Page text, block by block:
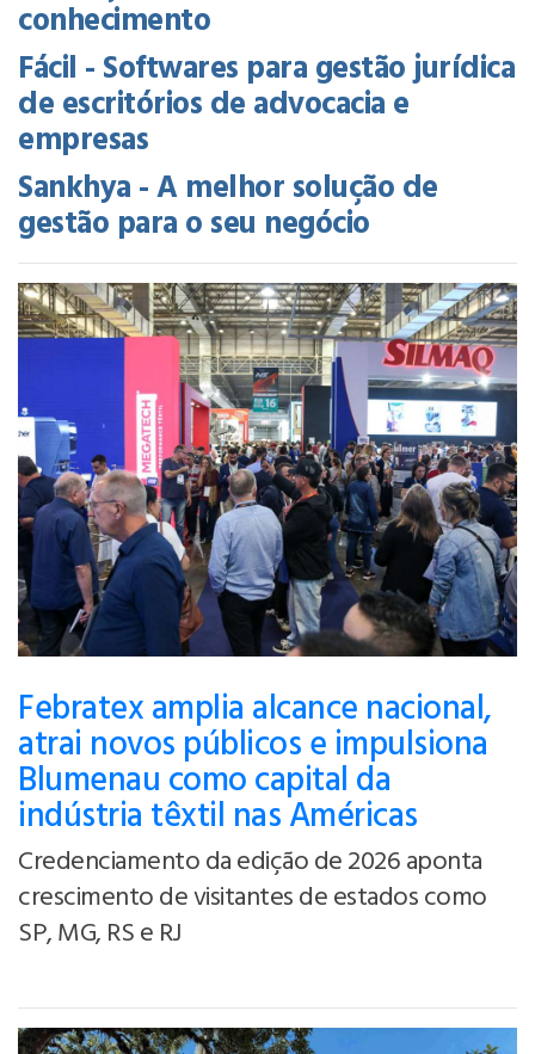
conhecimento
Fácil - Softwares para gestão jurídica
de escritórios de advocacia e
empresas
Sankhya - A melhor solução de
gestão para o seu negócio
Febratex amplia alcance nacional,
atrai novos públicos e impulsiona
Blumenau como capital da
indústria têxtil nas Américas
Credenciamento da edição de 2026 aponta
crescimento de visitantes de estados como
SP, MG, RS e RJ